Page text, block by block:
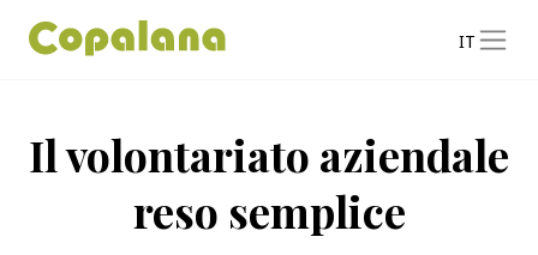
IT
Il volontariato aziendale
reso semplice